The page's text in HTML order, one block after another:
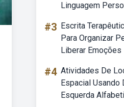
Linguagem
#3 Escrita
Para Organizar
Liberar Emoções
#4 Atividades De
Espacial Usando
Esquerda